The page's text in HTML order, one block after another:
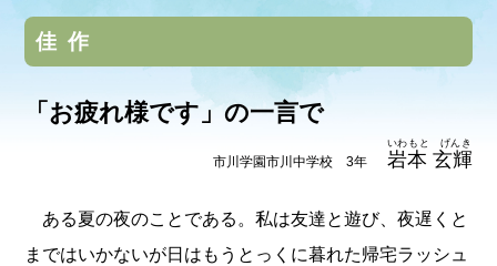
佳作
「お疲れ様です」の一言で
市川学園市川中学校 3年 岩本 玄輝
いわもと げんき
ある夏の夜のことである。私は友達と遊び、夜遅くと
まではいかないが日はもうとっくに暮れた帰宅ラッシュ